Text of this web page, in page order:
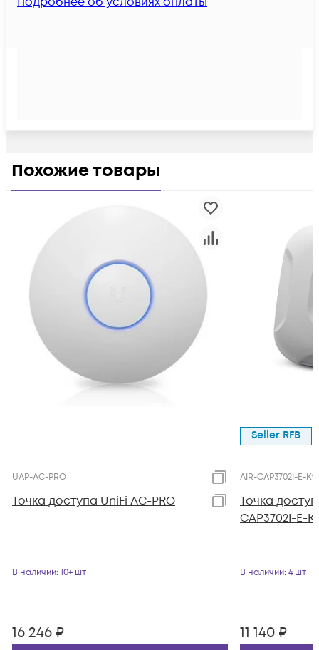
Похожие товары
UAP-AC-PRO
Toчка доступа UniFi AC-PRO
В наличии: 10+ шт
16 246 ₽
Seller RFB
AIR-CAP3702I-E-K9
Точка
CAP3702I-E-
В наличии: 4 шт
11 140 ₽